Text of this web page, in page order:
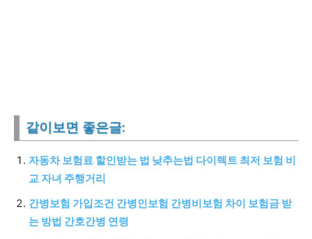
같이보면 좋은글:
자동차 보험료 할인받는 법 낮추는법 다이렉트 최저 보험 비
교 자녀 주행거리
간병보험 가입조건 간병인보험 간병비보험 차이 보험금 받
는 방법 간호간병 연령